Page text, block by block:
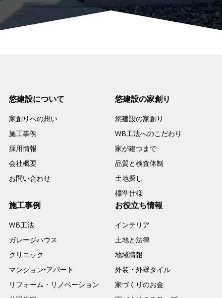
悠建設について
家創りへの想い
施工事例
採用情報
会社概要
お問い合わせ
悠建設の家創り
悠建設の家創り
WB工法へのこだわり
家が建つまで
品質と検査体制
土地探し
標準仕様
施工事例
WB工法
ガレージハウス
クリニック
マンション•アパート
リフォーム・リノベーション
お役立ち情報
インテリア
土地と法律
地域情報
外装・外壁タイル
家づくりのお金